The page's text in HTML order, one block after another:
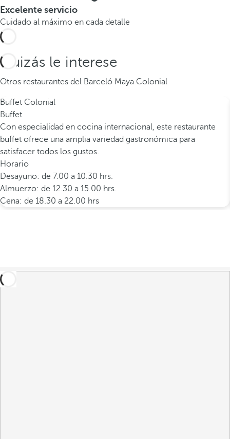
Excelente servicio
Cuidado al máximo en cada detalle
Quizás le interese
Otros restaurantes del Barceló Maya Colonial
Buffet Colonial
Buffet
Con especialidad en cocina internacional, este restaurante
buffet ofrece una amplia variedad gastronómica para
satisfacer todos los gustos.
Horario
Desayuno: de 7.00 a 10.30 hrs.
Almuerzo: de 12.30 a 15.00 hrs.
Cena: de 18.30 a 22.00 hrs